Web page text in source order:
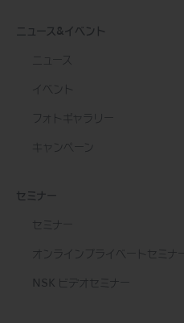
ニュース&イベント
ニュース
イベント
フォトギャラリー
キャンペーン
セミナー
セミナー
オンラインプライベートセミナー
NSK ビデオセミナー